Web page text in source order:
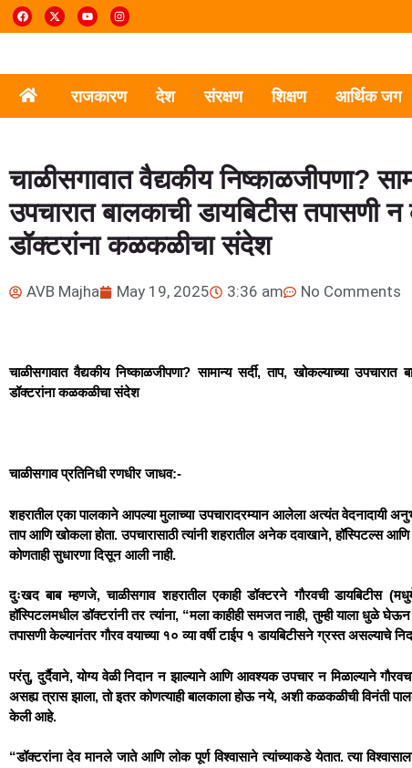
राजकारण देश संरक्षण शिक्षण आर्थिक जग
चाळीसगावात वैद्यकीय निष्काळजीपणा?
उपचारात बालकाची डायबिटीस तपासणी
डॉक्टरांना कळकळीचा संदेश
AVB Majha May 19, 2025 3:36 am No Comments
चाळीसगावात वैद्यकीय निष्काळजीपणा? सामान्य सर्दी, ताप, खोकल्याच्या
डॉक्टरांना कळकळीचा संदेश
चाळीसगाव प्रतिनिधी रणधीर जाधव:-
शहरातील एका पालकाने आपल्या मुलाच्या उपचारादरम्यान आलेला अत्यंत वेदनादायी
ताप आणि खोकला होता. उपचारासाठी त्यांनी शहरातील अनेक दवाखाने, हॉस्पिटल्स
कोणताही सुधारणा दिसून आली नाही.
दुःखद बाब म्हणजे, चाळीसगाव शहरातील एकाही डॉक्टरने गौरवची डायबिटीस
हॉस्पिटलमधील डॉक्टरांनी तर त्यांना, “मला काहीही समजत नाही, तुम्ही याला धुळे
तपासणी केल्यानंतर गौरव वयाच्या १० व्या वर्षी टाईप १ डायबिटीसने ग्रस्त असल्याचे
परंतु, दुर्दैवाने, योग्य वेळी निदान न झाल्याने आणि आवश्यक उपचार न मिळाल्याने
असह्य त्रास झाला, तो इतर कोणत्याही बालकाला होऊ नये, अशी कळकळीची विनंती
केली आहे.
“डॉक्टरांना देव मानले जाते आणि लोक पूर्ण विश्वासाने त्यांच्याकडे येतात. त्या